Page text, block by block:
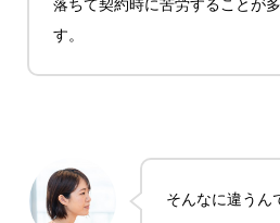
す。
そんなに違うん